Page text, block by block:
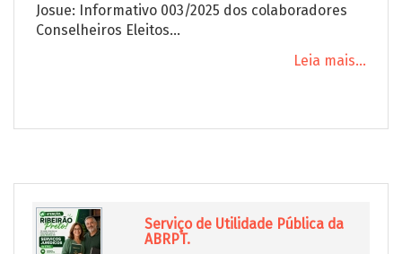
Josue: Informativo 003/2025 dos colaboradores
Conselheiros Eleitos...
Leia mais...
Serviço de Utilidade Pública da
ABRPT.